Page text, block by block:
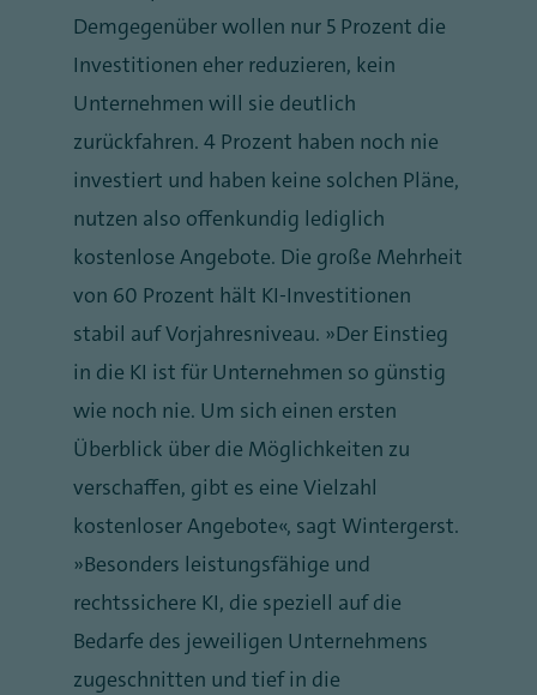
Demgegenüber wollen nur 5 Prozent die
Investitionen eher reduzieren, kein
Unternehmen will sie deutlich
zurückfahren. 4 Prozent haben noch nie
investiert und haben keine solchen Pläne,
nutzen also offenkundig lediglich
kostenlose Angebote. Die große Mehrheit
von 60 Prozent hält KI-Investitionen
stabil auf Vorjahresniveau. „Der Einstieg
in die KI ist für Unternehmen so günstig
wie noch nie. Um sich einen ersten
Überblick über die Möglichkeiten zu
verschaffen, gibt es eine Vielzahl
kostenloser Angebote“, sagt Wintergerst.
„Besonders leistungsfähige und
rechtssichere KI, die speziell auf die
Bedarfe des jeweiligen Unternehmens
zugeschnitten und tief in die